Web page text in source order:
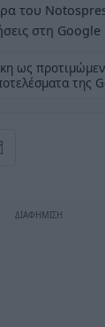
του
στη Google
ως
της